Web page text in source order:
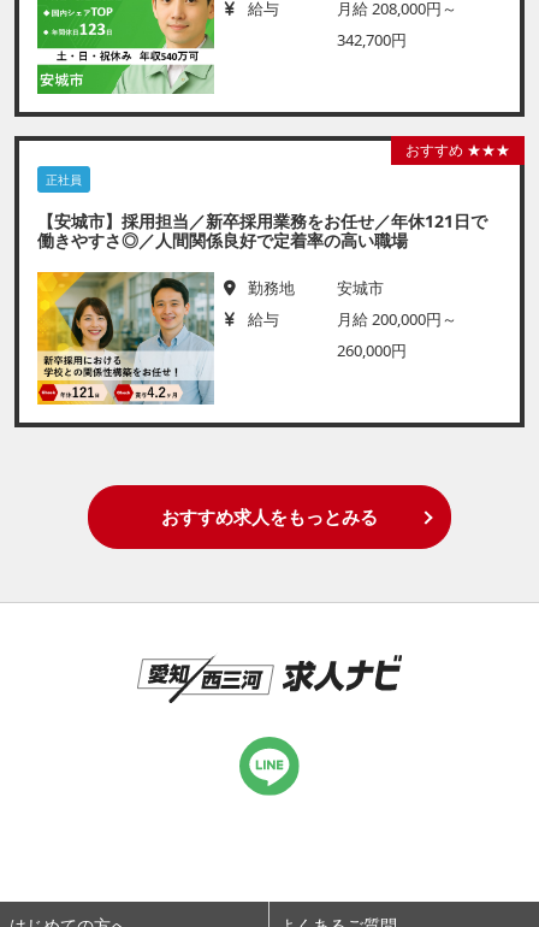
給与
月給 208,000円～
342,700円
おすすめ ★★★
正社員
【安城市】採用担当／新卒採用業務をお任せ／年休121日で
働きやすさ◎／人間関係良好で定着率の高い職場
勤務地
安城市
給与
月給 200,000円～
260,000円
おすすめ求人をもっとみる